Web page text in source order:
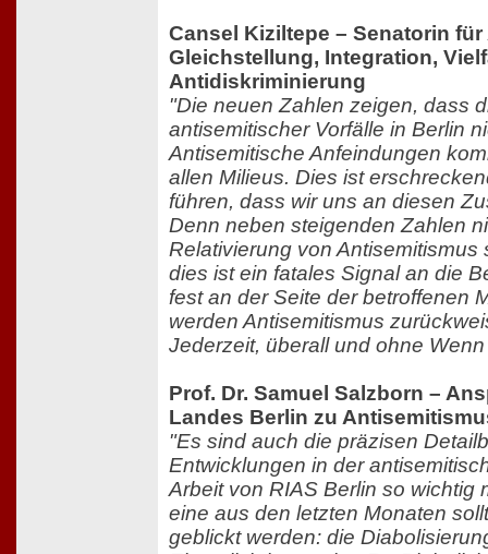
Cansel Kiziltepe – Senatorin
Gleichstellung, Integration,
Antidiskriminierung
"Die neuen Zahlen zeigen, dass
antisemitischer Vorfälle in Berlin
Antisemitische Anfeindungen
allen Milieus. Dies ist
führen, dass wir uns an diesen
Denn neben steigenden Zahlen
Relativierung von Antisemitismus
dies ist ein fatales Signal an die
fest an der Seite der betroffenen
werden Antisemitismus
Jederzeit, überall und ohne
Prof. Dr. Samuel Salzborn –
Landes Berlin zu
"Es sind auch die präzisen
Entwicklungen in der
Arbeit von RIAS Berlin so wichtig
eine aus den letzten Monaten
geblickt werden: die